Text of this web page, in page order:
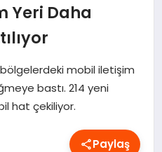
Yeri Daha
bölgelerdeki mobil iletişim
bastı. 214 yeni
hat çekiliyor.
Paylaş